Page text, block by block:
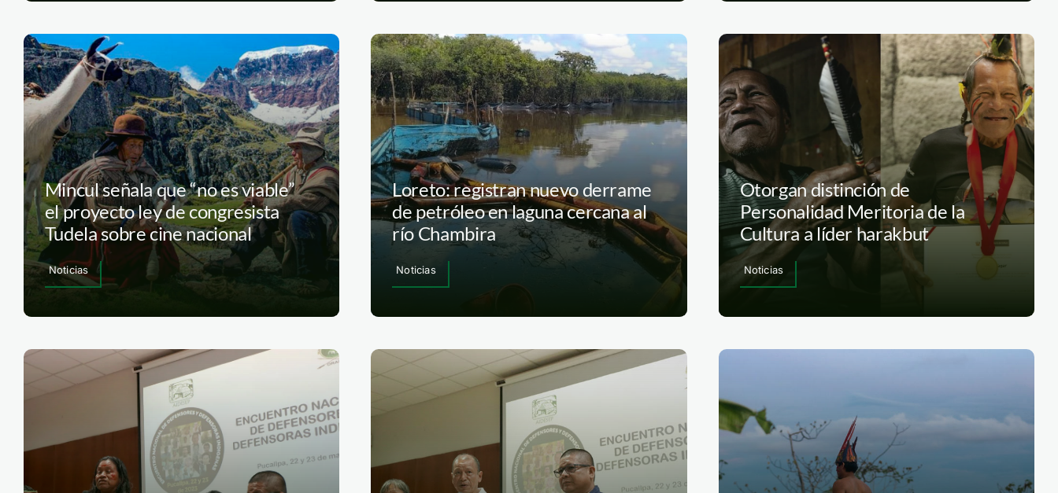
Mincul señala que “no es viable”
el proyecto ley de congresista
Tudela sobre cine nacional
Noticias
Loreto: registran nuevo derrame
de petróleo en laguna cercana al
río Chambira
Noticias
Otorgan distinción de
Personalidad Meritoria de la
Cultura a líder harakbut
Noticias